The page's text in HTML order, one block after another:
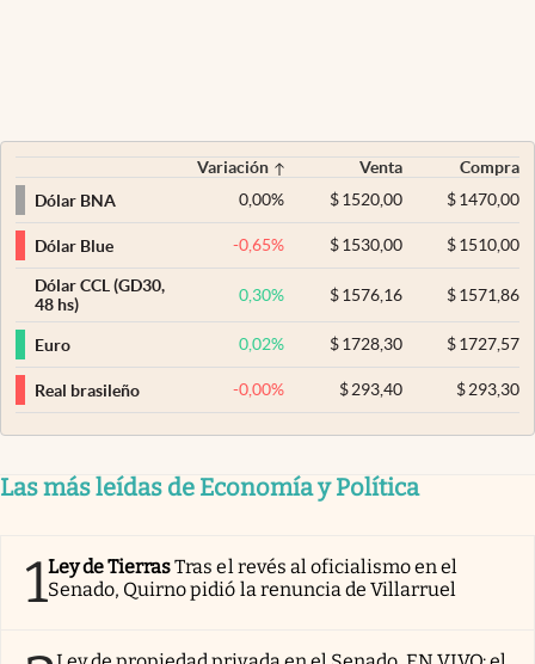
Variación Venta
Compra
Dólar BNA
0,00% $ 1520,00 $1470,00
Dólar Blue -0,65% $ 1530,00 $1510,00
Dólar CCL (GD30,
48 hs)
0,30% $ 1576,16 $1571,86
Euro 0,02% $ 1728,30 $1727,57
Real brasileño -0,00% $293,40 $293,30
Las más leídas de Economía y Política
1Ley de TierrasTras el revés al oficialismo en el
Senado, Quirno pidió la renuncia de Villarruel